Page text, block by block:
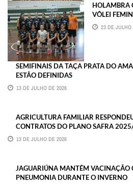
HOLAMBRA
VÔLEI
23 DE JULHO
SEMIFINAIS DA TAÇA PRATA DO
ESTÃO DEFINIDAS
13 DE JULHO DE 2026
AGRICULTURA FAMILIAR
CONTRATOS DO PLANO SAFRA
13 DE JULHO DE 2026
JAGUARIÚNA MANTÉM VACINAÇÃO
PNEUMONIA DURANTE O INVERNO